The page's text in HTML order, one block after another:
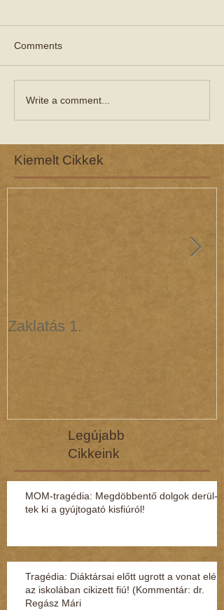
Comments
Write a comment...
Kiemelt Cikkek
Zaklatás 1.
Legújabb
Cikkeink
MOM-tragédia: Megdöbbentő dol­gok de­rül­
tek ki a gyúj­to­gató kisfi­ú­ról!
Tragédia: Diáktársai előtt ugrott a vonat elé
az iskolában cikizett fiú! (Kommentár: dr.
Regász Mári